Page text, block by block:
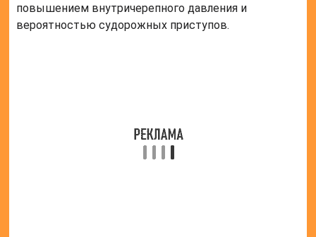
повышением внутричерепного давления и
вероятностью судорожных приступов.